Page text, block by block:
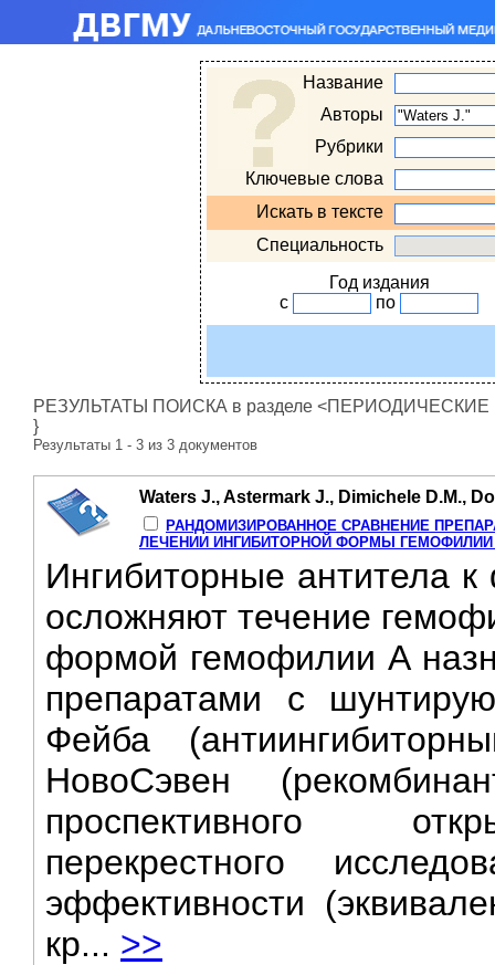
Название
Авторы
Рубрики
Ключевые слова
Искать в тексте
Специальность
Год издания
с
по
РЕЗУЛЬТАТЫ ПОИСКА в разделе <ПЕРИОДИЧЕСКИЕ
}
Результаты 1 - 3 из 3 документов
Waters J., Astermark J., Dimichele D.M.,
РАНДОМИЗИРОВАННОЕ СРАВНЕНИЕ
ЛЕЧЕНИИ ИНГИБИТОРНОЙ ФОРМЫ ГЕМОФИЛИИ
Ингибиторные антитела
осложняют течение
формой гемофилии А
препаратами с
Фейба
НовоСэвен
проспективного
перекрестного
эффективности
кр... >>